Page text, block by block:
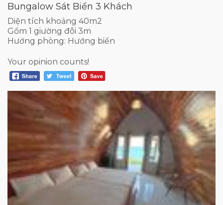
Bungalow Sát Biển 3 Khách
Diện tích khoảng 40m2
Gồm 1 giường đôi 3m
Hướng phòng: Hướng biển
Your opinion counts!